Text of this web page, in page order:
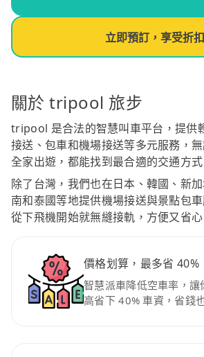
立即預訂，享受折扣
關於 tripool 旅步
tripool 是合法的智慧叫車平台，提供
接送、包車和機場接送等多元服務，
全家出遊，都能找到最合適的交通方式
除了台灣，我們也在日本、韓國、新
南和泰國等地提供機場接送與景點包
從下飛機開始就無縫接軌，方便又省心
價格划算，最多省 40%
智慧派車降低空車率，讓
高省下 40% 車資，省錢